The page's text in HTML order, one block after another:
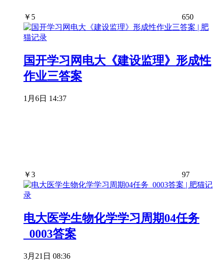
￥ 5 650
国开学习网电大《建设监理》形成性
作业三答案
1月6日 14:37
￥3 97
电大医学生物化学学习周期04任务
_0003答案
3月21日 08:36